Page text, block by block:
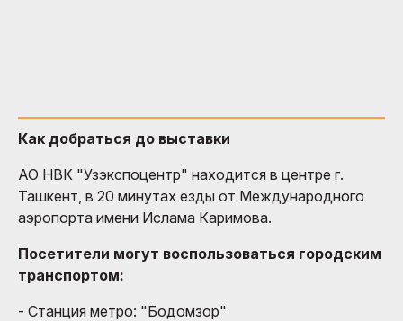
Как добраться до выставки
АО НВК "Узэкспоцентр" находится в центре г.
Ташкент, в 20 минутах езды от Международного
аэропорта имени Ислама Каримова.
Посетители могут воспользоваться городским
транспортом:
- Станция метро: "Бодомзор"